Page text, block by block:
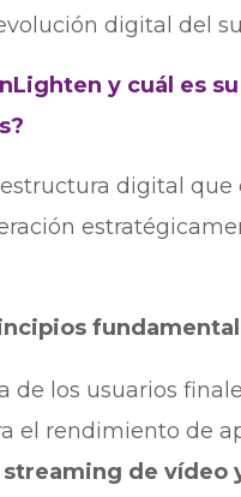
digital del
y cuál es
digital que
de los usuarios
el rendimiento de
streaming de vídeo